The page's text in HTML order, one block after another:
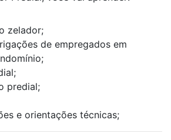
zelador;
de empregados em
predial;
e orientações técnicas;